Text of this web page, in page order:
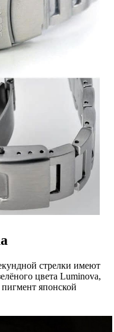
стрелки имеют
цвета Luminova,
японской